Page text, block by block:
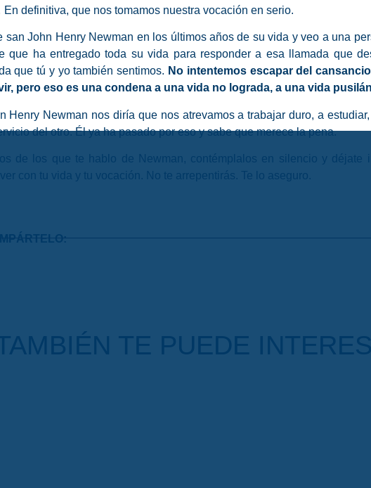
definitiva, que nos tomamos nuestra vocación en serio.
san John Henry Newman en los últimos años de su vida y veo a una
que ha entregado toda su vida para responder a esa llamada que
que tú y yo también sentimos. No intentemos escapar del
pero eso es una condena a una vida no lograda, a una vida
Henry Newman nos diría que nos atrevamos a trabajar duro, a
del otro. Él ya ha pasado por eso y sabe que merece la pena.
de los que te hablo de Newman, contémplalos en silencio y déjate
con tu vida y tu vocación. No te arrepentirás. Te lo aseguro.
TE PUEDE